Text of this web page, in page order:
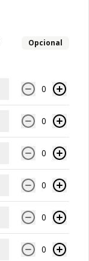
Opcional
0
0
0
0
0
0